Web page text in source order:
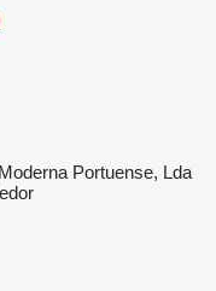
Portuense, Lda